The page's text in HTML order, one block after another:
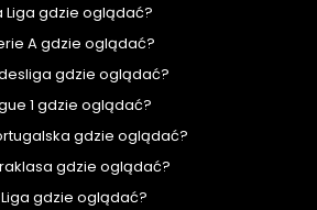
Liga gdzie oglądać?
A gdzie oglądać?
gdzie oglądać?
1 gdzie oglądać?
gdzie oglądać?
gdzie oglądać?
Liga gdzie oglądać?